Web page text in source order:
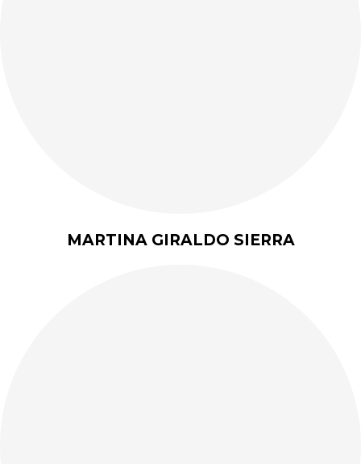
MARTINA GIRALDO SIERRA